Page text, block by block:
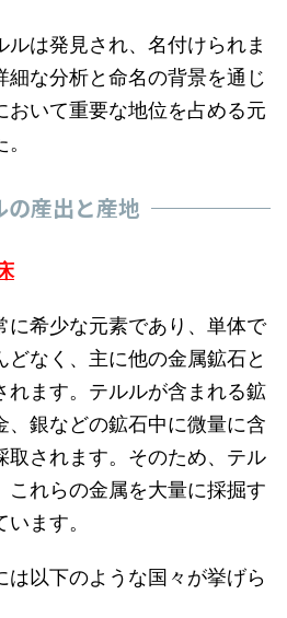
ルは発見され、名付けられま
細な分析と命名の背景を通じ
おいて重要な地位を占める元
の産出と産地
に希少な元素であり、単体で
なく、主に他の金属鉱石と
れます。テルルが含まれる鉱
、銀などの鉱石中に微量に含
取されます。そのため、テル
これらの金属を大量に採掘す
ます。
は以下のような国々が挙げら